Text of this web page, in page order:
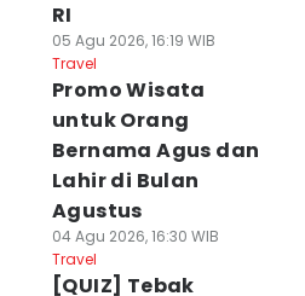
RI
05 Agu 2026, 16:19 WIB
Travel
Promo Wisata
untuk Orang
Bernama Agus dan
Lahir di Bulan
Agustus
04 Agu 2026, 16:30 WIB
Travel
[QUIZ] Tebak